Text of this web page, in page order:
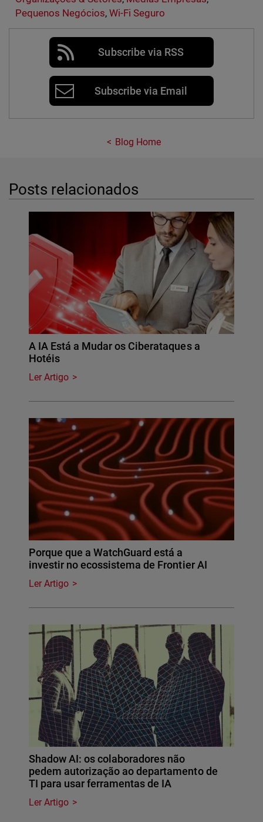
Pequenos Negócios, Wi-Fi Seguro
Subscribe via RSS
Subscribe via Email
Blog Home
Posts relacionados
A IA Está a Mudar os Ciberataques a
Hotéis
Ler Artigo
Porque que a WatchGuard está a
investir no ecossistema de Frontier AI
Ler Artigo
Shadow AI: os colaboradores não
pedem autorização ao departamento de
TI para usar ferramentas de IA
Ler Artigo